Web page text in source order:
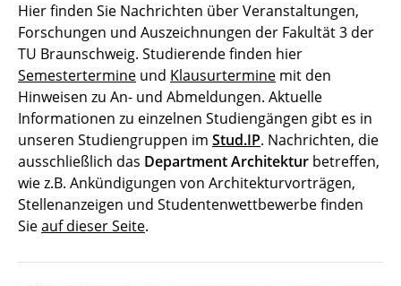
Hier finden Sie Nachrichten über Veranstaltungen,
Forschungen und Auszeichnungen der Fakultät 3 der
TU Braunschweig. Studierende finden hier
Semestertermine und Klausurtermine mit den
Hinweisen zu An- und Abmeldungen. Aktuelle
Informationen zu einzelnen Studiengängen gibt es in
unseren Studiengruppen im Stud.IP. Nachrichten, die
ausschließlich das Department Architektur betreffen,
wie z.B. Ankündigungen von Architekturvorträgen,
Stellenanzeigen und Studentenwettbewerbe finden
Sieauf dieser Seite.